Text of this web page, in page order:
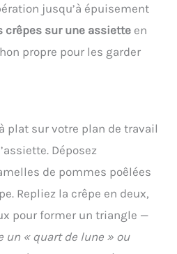
jusqu’à épuisement
crêpes sur une assiette en
propre pour les garder
plat sur votre plan de travail
Déposez
de pommes poêlées
Repliez la crêpe en deux,
pour former un triangle —
un « quart de lune » ou